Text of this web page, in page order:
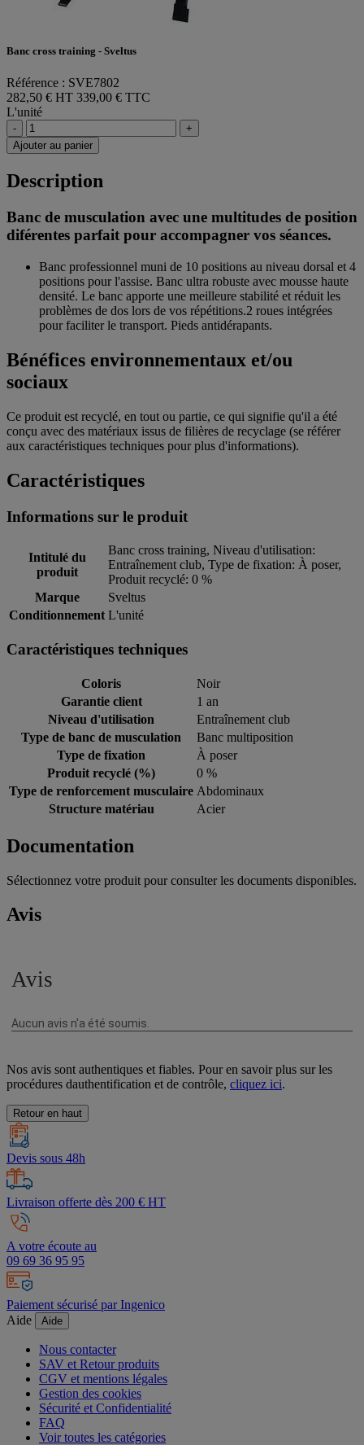
Banc cross training - Sveltus
Référence : SVE7802
282,50 € HT 339,00 € TTC
L'unité
-
+
Ajouter au panier
Description
Banc de musculation avec une multitudes de position
diférentes parfait pour accompagner vos séances.
Banc professionnel muni de 10 positions au niveau dorsal et 4
positions pour l'assise. Banc ultra robuste avec mousse haute
densité. Le banc apporte une meilleure stabilité et réduit les
problèmes de dos lors de vos répétitions.2 roues intégrées
pour faciliter le transport. Pieds antidérapants.
Bénéfices environnementaux et/ou
sociaux
Ce produit est recyclé, en tout ou partie, ce qui signifie qu'il a été
conçu avec des matériaux issus de filières de recyclage (se référer
aux caractéristiques techniques pour plus d'informations).
Caractéristiques
Informations sur le produit
Intitulé du
produit
Banc cross training, Niveau d'utilisation:
Entraînement club, Type de fixation: À poser,
Produit recyclé: 0 %
Marque
Sveltus
Conditionnement L'unité
Caractéristiques techniques
Coloris
Noir
Garantie client
1 an
Niveau d'utilisation
Entraînement club
Type de banc de musculation
Banc multiposition
Type de fixation
À poser
Produit recyclé (%)
0 %
Type de renforcement musculaire Abdominaux
Structure matériau
Acier
Documentation
Sélectionnez votre produit pour consulter les documents disponibles.
Avis
Nos avis sont authentiques et fiables. Pour en savoir plus sur les
procédures dauthentification et de contrôle, cliquez ici.
Retour en haut
Devis sous 48h
Livraison offerte dès 200 € HT
A votre écoute au
09 69 36 95 95
Paiement sécurisé par Ingenico
Aide
Aide
Nous contacter
SAV et Retour produits
CGV et mentions légales
Gestion des cookies
Sécurité et Confidentialité
FAQ
Voir toutes les catégories